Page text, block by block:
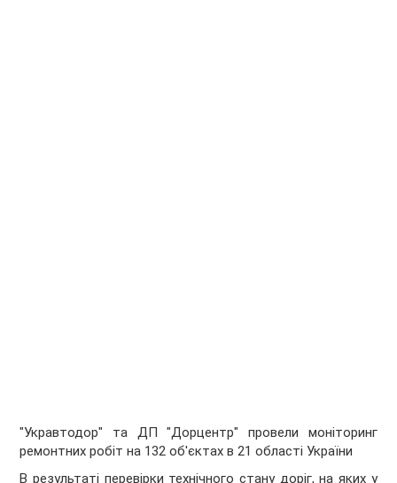
"Укравтодор" та ДП "Дорцентр" провели моніторинг
ремонтних робіт на 132 об'єктах в 21 області України
В результаті перевірки технічного стану доріг, на яких у